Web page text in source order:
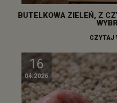
BUTELKOWA ZIELEŃ, Z
CZYTAJ
16
04.2026